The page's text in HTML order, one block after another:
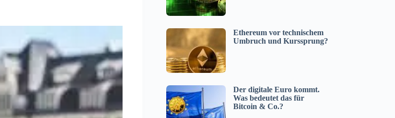
Ethereum vor technischem
Umbruch und Kurssprung?
Der digitale Euro kommt.
Was bedeutet das für
Bitcoin & Co.?